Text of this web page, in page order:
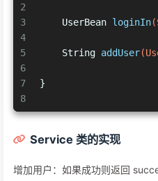
2
3
4
5
6
7
8
    UserBean
loginIn
    String
addUser
}
Service 类的实现
增加用户：如果成功则返回